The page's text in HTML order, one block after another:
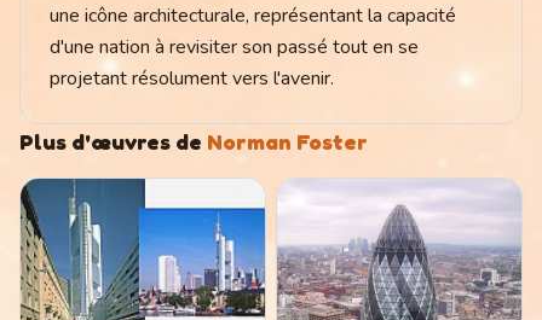
une icône architecturale, représentant la capacité
d'une nation à revisiter son passé tout en se
projetant résolument vers l'avenir.
Plus d'œuvres de Norman Foster